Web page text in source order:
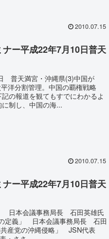
2010.07.15
ー平成22年7月10日普天
普天満宮・沖縄県(3)中国が
洋分割管理。中国の覇権戦略
の報道を観てもすでにわかるよ
制し、中国の海...
2010.07.15
ー平成22年7月10日普天
日本会議事務局長 石田英雄氏
定義」 日本会議事務局長 石田
共産党の沖縄侵略」 JSN代表